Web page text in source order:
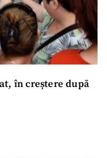
în creștere după